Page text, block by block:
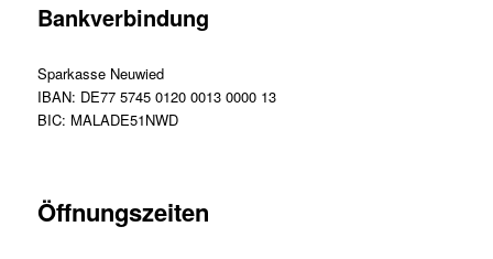
Bankverbindung
Sparkasse Neuwied
IBAN: DE77 5745 0120 0013 0000 13
BIC: MALADE51NWD
Öffnungszeiten